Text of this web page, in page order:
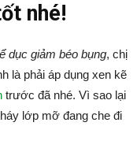
nhé!
dục giảm béo bụng, chị
là phải áp dụng xen kẽ
trước đã nhé. Vì sao lại
lớp mỡ đang che đi